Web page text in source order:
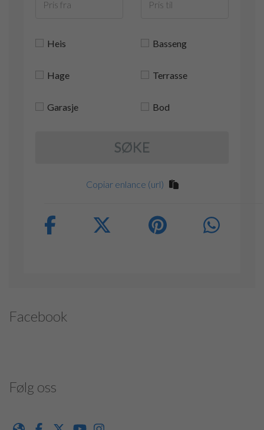
Heis Basseng
Hage Terrasse
Garasje Bod
SØKE
Copiar enlance (url)
Facebook
Følg oss